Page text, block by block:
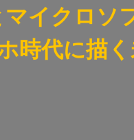
イクロソ
時代に描